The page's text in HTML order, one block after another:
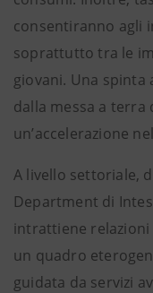
consentiranno agli
soprattutto tra le
giovani. Una
dalla messa a terra
un’accelerazione
A livello settoriale,
Department di
intrattiene relazioni
un quadro
guidata da servizi